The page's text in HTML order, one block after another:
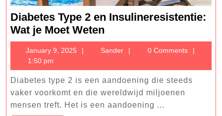
Diabetes Type 2 en Insulineresistentie:
Wat je Moet Weten
Type
2
en
Insulineresistentie:
Wat
je
January 9, 2025
January
2025
Sander Sander0 Comments
1:50 pm
Diabetes type 2 is een aandoening die steeds
vaker voorkomt en die wereldwijd miljoenen
mensen treft. Het is een aandoening ...